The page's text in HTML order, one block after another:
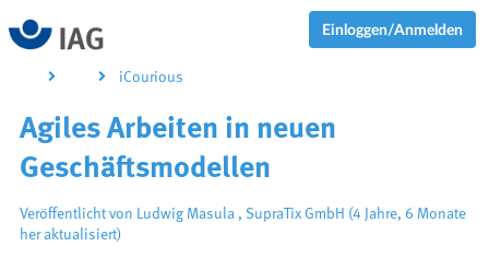
Einloggen/Anmelden
iCourious
Agiles Arbeiten in neuen
Geschäftsmodellen
Veröffentlicht von Ludwig Masula, SupraTix GmbH (4 Jahre, 6 Monate
her aktualisiert)